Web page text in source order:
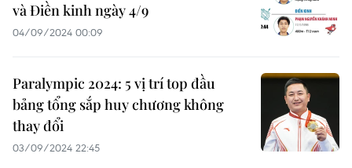
và Điền kinh ngày 4/9
04/09/2024 00:09
Paralympic 2024: 5 vị trí top đầu
bảng tổng sắp huy chương không
thay đổi
03/09/2024 22:45